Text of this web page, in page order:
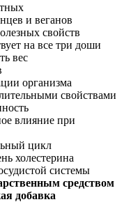
и веганов
свойств
на все три доши
вес
организма
свойствами
влияние при
цикл
холестерина
системы
средством
добавка